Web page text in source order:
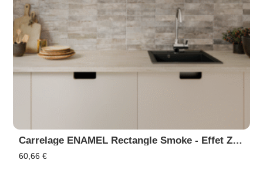
Carrelage ENAMEL Rectangle Smoke - Effet Zellige, Faïence Murale
60,66€